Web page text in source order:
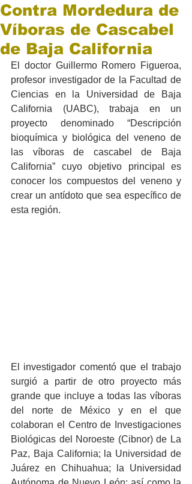
Contra Mordedura de
Víboras de Cascabel
de Baja California
El doctor Guillermo Romero Figueroa,
profesor investigador de la Facultad de
Ciencias en la Universidad de Baja
California (UABC), trabaja en un
proyecto denominado “Descripción
bioquímica y biológica del veneno de
las víboras de cascabel de Baja
California” cuyo objetivo principal es
conocer los compuestos del veneno y
crear un antídoto que sea específico de
esta región.
El investigador comentó que el trabajo
surgió a partir de otro proyecto más
grande que incluye a todas las víboras
del norte de México y en el que
colaboran el Centro de Investigaciones
Biológicas del Noroeste (Cibnor) de La
Paz, Baja California; la Universidad de
Juárez en Chihuahua; la Universidad